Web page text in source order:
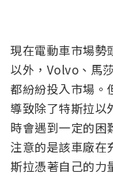
現在電動車市場勢
以外，Volvo、馬
都紛紛投入市場。
導致除了特斯拉以
時會遇到一定的困
注意的是該車廠在
斯拉憑著自己的力